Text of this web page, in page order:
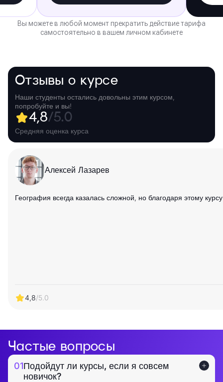
Вы можете в любой момент прекратить действие тарифа
самостоятельно в вашем личном кабинете
Отзывы о курсе
Наши студенты остались довольны этим курсом,
попробуйте и вы!
4,8/5.0
Средняя оценка курса
Алексей Лазарев
География всегда казалась сложной, но благодаря этому
4,8/5.0
Частые вопросы
01Подойдут ли курсы, если я совсем
новичок?